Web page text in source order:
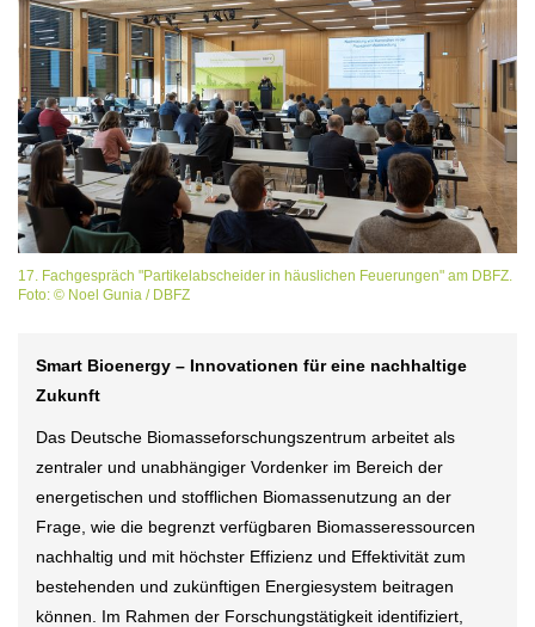
17. Fachgespräch "Partikelabscheider in häuslichen Feuerungen" am DBFZ.
Foto: © Noel Gunia / DBFZ
Smart Bioenergy – Innovationen für eine nachhaltige
Zukunft
Das Deutsche Biomasseforschungszentrum arbeitet als
zentraler und unabhängiger Vordenker im Bereich der
energetischen und stofflichen Biomassenutzung an der
Frage, wie die begrenzt verfügbaren Biomasseressourcen
nachhaltig und mit höchster Effizienz und Effektivität zum
bestehenden und zukünftigen Energiesystem beitragen
können. Im Rahmen der Forschungstätigkeit identifiziert,